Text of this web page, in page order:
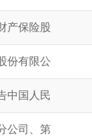
产保险股
份有限公
中国人民
公司、第